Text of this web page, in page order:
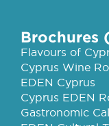
Brochures
Flavours of
Cyprus Wine
EDEN Cyprus
Cyprus EDEN
Gastronomic